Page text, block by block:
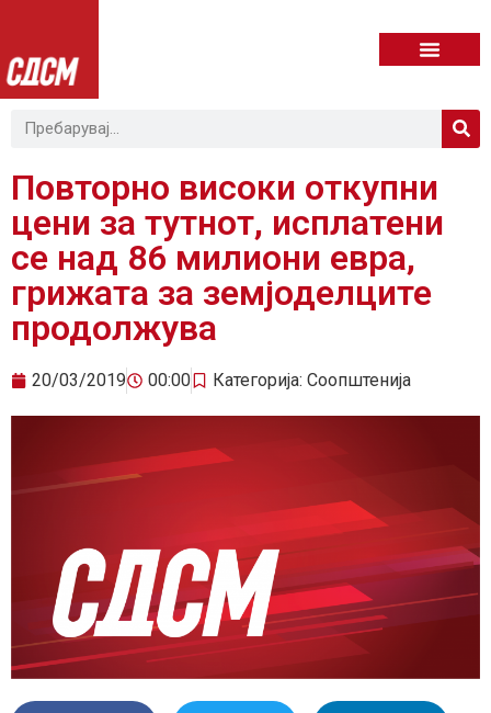
Повторно високи откупни
цени за тутнот, исплатени
се над 86 милиони евра,
грижата за земјоделците
продолжува
20/03/2019 00:00 Категорија: Соопштенија